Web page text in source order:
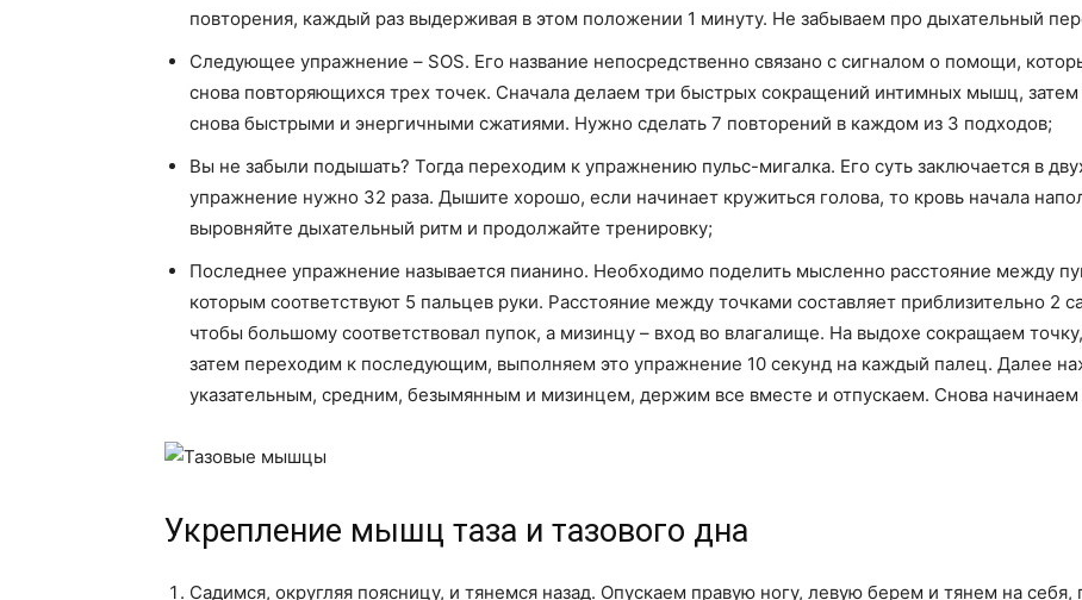
повторения, каждый раз выдерживая в этом положении 1 минуту. Не забываем про дыхательный
Следующее упражнение – SOS. Его название непосредственно связано с сигналом о помощи,
снова повторяющихся трех точек. Сначала делаем три быстрых сокращений интимных мышц, затем
снова быстрыми и энергичными сжатиями. Нужно сделать 7 повторений в каждом из 3 подходов;
Вы не забыли подышать? Тогда переходим к упражнению пульс-мигалка. Его суть заключается в
упражнение нужно 32 раза. Дышите хорошо, если начинает кружиться голова, то кровь начала
выровняйте дыхательный ритм и продолжайте тренировку;
Последнее упражнение называется пианино. Необходимо поделить мысленно расстояние между
которым соответствуют 5 пальцев руки. Расстояние между точками составляет приблизительно 2
чтобы большому соответствовал пупок, а мизинцу – вход во влагалище. На выдохе сокращаем
затем переходим к последующим, выполняем это упражнение 10 секунд на каждый палец. Далее
указательным, средним, безымянным и мизинцем, держим все вместе и отпускаем. Снова начинаем
Укрепление мышц таза и тазового дна
Садимся, округляя поясницу, и тянемся назад. Опускаем правую ногу, левую берем и тянем на